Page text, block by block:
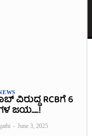
ವಿರುದ್ಧ RCBಗೆ 6
ಜಯ…..!
- June 3, 2025